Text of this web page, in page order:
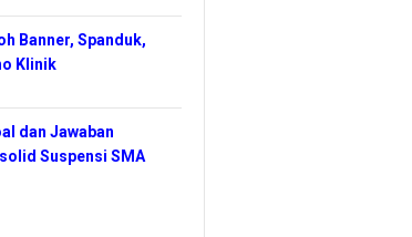
Banner, Spanduk,
Klinik
dan Jawaban
Suspensi SMA